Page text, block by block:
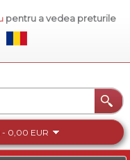
pentru a vedea preturile
- 0,00 EUR